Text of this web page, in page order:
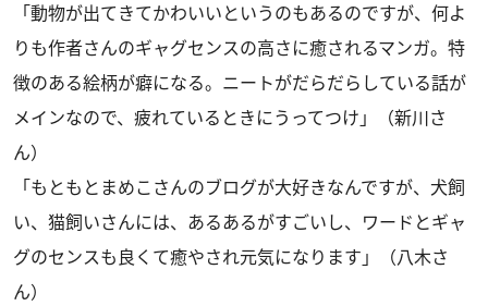
「動物が出てきてかわいいというのもあるのですが、何よ
りも作者さんのギャグセンスの高さに癒されるマンガ。特
徴のある絵柄が癖になる。ニートがだらだらしている話が
メインなので、疲れているときにうってつけ」（新川さ
ん）
「もともとまめこさんのブログが大好きなんですが、犬飼
い、猫飼いさんには、あるあるがすごいし、ワードとギャ
グのセンスも良くて癒やされ元気になります」（八木さ
ん）